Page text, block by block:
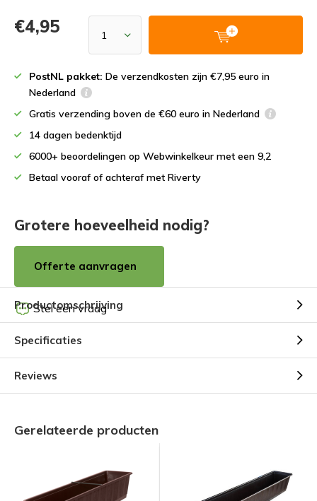
€4,95
PostNL pakket: De verzendkosten zijn €7,95 euro in
Nederland
Gratis verzending boven de €60 euro in Nederland
14 dagen bedenktijd
6000+ beoordelingen op Webwinkelkeur met een 9,2
Betaal vooraf of achteraf met Riverty
Grotere hoeveelheid nodig?
Offerte aanvragen
Stel een vraag
Productomschrijving
Specificaties
Reviews
Gerelateerde producten